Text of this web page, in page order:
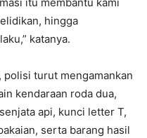
hingga
katanya.
turut mengamankan
kendaraan roda dua,
api, kunci letter T,
serta barang hasil